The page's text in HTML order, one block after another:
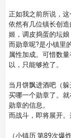
正如我之前所说，
依然有几位镇长创
姬，调皮捣蛋的坛娘
而勋章呢?是小镇里
属性加成。可惜数
以，只能够抢了。
当月饼飘进酒吧（
买哪一个勋章了。就
勋章的信息。
而战斗，即将展开
（小镇历 第89次爆